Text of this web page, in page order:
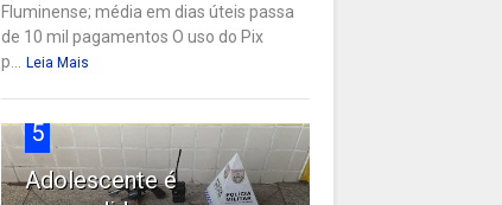
Fluminense; média em dias úteis passa
de 10 mil pagamentos O uso do Pix
p...
Leia Mais
5
Adolescente é